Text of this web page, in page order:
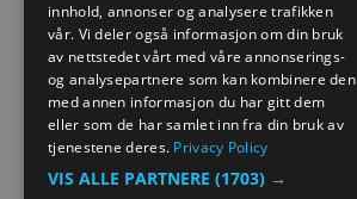
NORWEGIAN
GERMAN
innhold, annonser og analysere trafikken
vår. Vi deler også informasjon om din bruk
av nettstedet vårt med våre annonserings-
og analysepartnere som kan kombinere den
med annen informasjon du har gitt dem
eller som de har samlet inn fra din bruk av
tjenestene deres. Privacy Policy
VIS ALLE PARTNERE (1703) →